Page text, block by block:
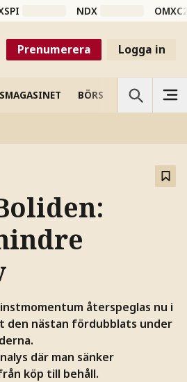
NDX
Prenumerera Logga in
BÖRS VETENSKAP
återspeglas nu i
nästan fördubblats under
där man sänker
köp till behåll.